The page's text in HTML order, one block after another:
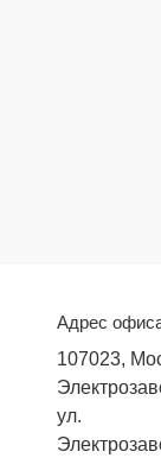
Адрес
107023,
ул.